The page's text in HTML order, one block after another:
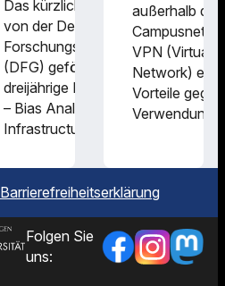
Das kürzlich gestartete,
von der Deutschen
Forschungsgemeinschaft
(DFG) geförderte
dreijährige Projekt BARI
– Bias Analysis Research
Infrastructure…
außerhalb des
VPN (Virtual
Network)
Vorteile
Verwendung…
Barrierefreiheitserklärung
Folgen Sie
uns: